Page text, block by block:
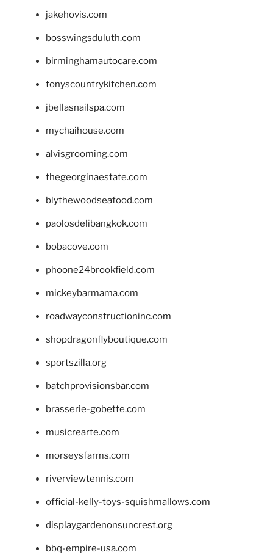
jakehovis.com
bosswingsduluth.com
birminghamautocare.com
tonyscountrykitchen.com
jbellasnailspa.com
mychaihouse.com
alvisgrooming.com
thegeorginaestate.com
blythewoodseafood.com
paolosdelibangkok.com
bobacove.com
phoone24brookfield.com
mickeybarmama.com
roadwayconstructioninc.com
shopdragonflyboutique.com
sportszilla.org
batchprovisionsbar.com
brasserie-gobette.com
musicrearte.com
morseysfarms.com
riverviewtennis.com
official-kelly-toys-squishmallows.com
displaygardenonsuncrest.org
bbq-empire-usa.com